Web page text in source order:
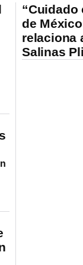
“Cuidado
de
relaciona
Salinas